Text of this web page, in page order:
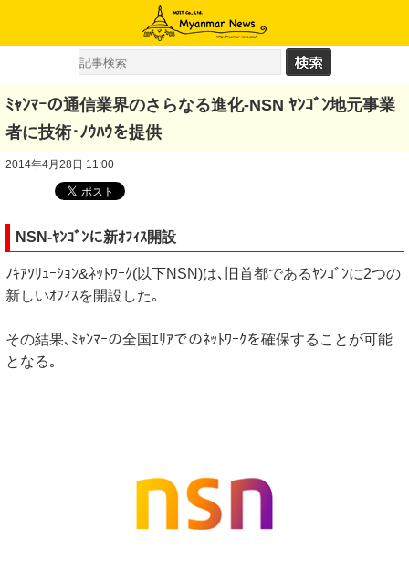
ﾐｬﾝﾏｰの通信業界のさらなる進化-NSN ﾔﾝｺﾞﾝ地元事業
者に技術･ﾉｳﾊｳを提供
2014年4月28日 11:00
NSN-ﾔﾝｺﾞﾝに新ｵﾌｨｽ開設
ﾉｷｱｿﾘｭｰｼｮﾝ&ﾈｯﾄﾜｰｸ(以下NSN)は､旧首都であるﾔﾝｺﾞﾝに2つの
新しいｵﾌｨｽを開設した｡
その結果､ﾐｬﾝﾏｰの全国ｴﾘｱでのﾈｯﾄﾜｰｸを確保することが可能
となる｡